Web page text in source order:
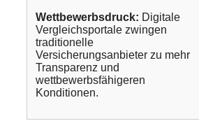
Wettbewerbsdruck: Digitale
Vergleichsportale zwingen
traditionelle
Versicherungsanbieter zu mehr
Transparenz und
wettbewerbsfähigeren
Konditionen.